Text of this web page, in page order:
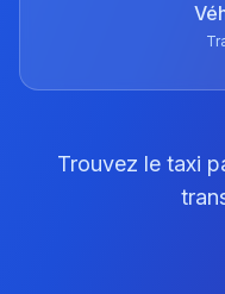
Trouvez le taxi